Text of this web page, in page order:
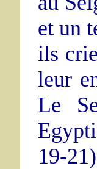
et un
ils
leur
Le
19-